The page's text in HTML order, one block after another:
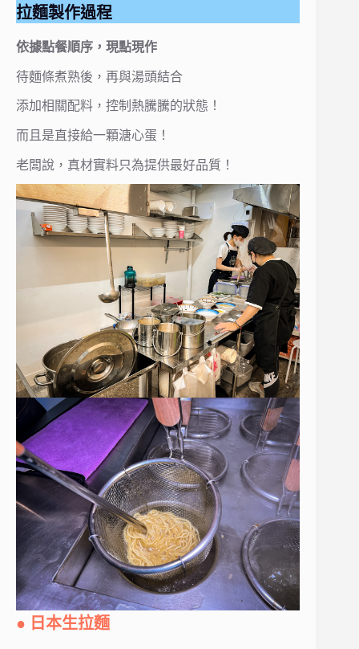
拉麵製作過程
依據點餐順序，現點現作
待麵條煮熟後，再與湯頭結合
添加相關配料，控制熱騰騰的狀態！
而且是直接給一顆溏心蛋！
老闆說，真材實料只為提供最好品質！
● 日本生拉麵